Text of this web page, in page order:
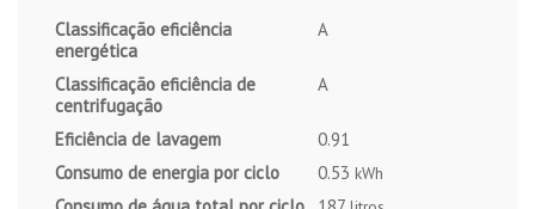
Classificação eficiência
energética
A
Classificação eficiência de
centrifugação
A
Eficiência de lavagem
0.91
Consumo de energia por ciclo
0.53 kWh